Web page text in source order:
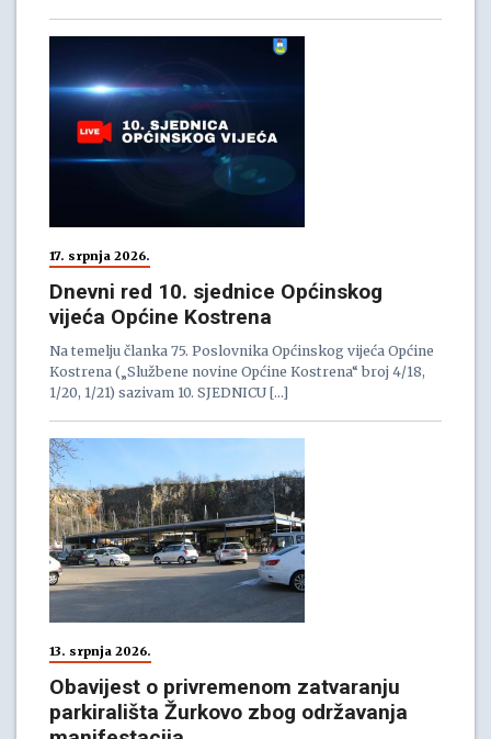
17. srpnja 2026.
Dnevni red 10. sjednice Općinskog
vijeća Općine Kostrena
Na temelju članka 75. Poslovnika Općinskog vijeća Općine
Kostrena („Službene novine Općine Kostrena“ broj 4/18,
1/20, 1/21) sazivam 10. SJEDNICU […]
13. srpnja 2026.
Obavijest o privremenom zatvaranju
parkirališta Žurkovo zbog održavanja